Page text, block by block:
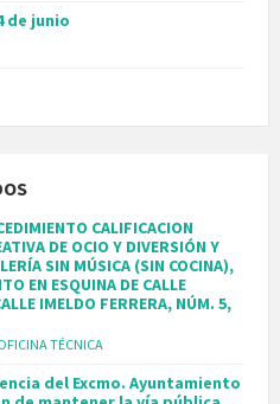
de junio
CALIFICACION
DE OCIO Y DIVERSIÓN Y
SIN MÚSICA (SIN COCINA),
EN ESQUINA DE CALLE
IMELDO FERRERA, NÚM. 5,
TÉCNICA
del Excmo. Ayuntamiento